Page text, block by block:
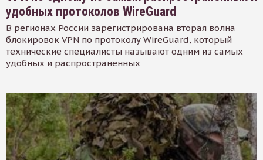
удобных протоколов WireGuard
В регионах России зарегистрирована вторая волна
блокировок VPN по протоколу WireGuard, который
технические специалисты называют одним из самых
удобных и распространенных